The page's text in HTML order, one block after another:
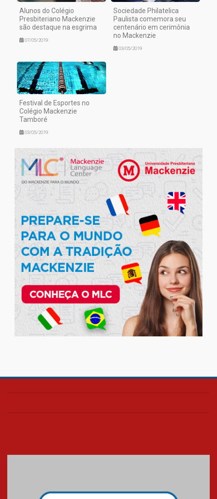
Alunos do Colégio
Presbiteriano Mackenzie
são destaque na esgrima
07/05/2019
Sociedade Philatelica
Paulista comemora seu
centenário em cerimônia
no Mackenzie
03/05/2019
Festival de Esportes no
Colégio Mackenzie
Tamboré
03/05/2019